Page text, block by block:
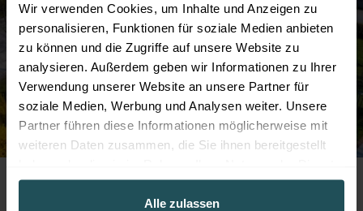
Wir verwenden Cookies, um Inhalte und Anzeigen zu
personalisieren, Funktionen für soziale Medien anbieten
zu können und die Zugriffe auf unsere Website zu
analysieren. Außerdem geben wir Informationen zu Ihrer
Verwendung unserer Website an unsere Partner für
soziale Medien, Werbung und Analysen weiter. Unsere
Partner führen diese Informationen möglicherweise mit
weiteren Daten zusammen, die Sie ihnen bereitgestellt
gesammelt haben.
Alle zulassen
der Marktgemeinde Leobersdorf mit
robustem Doppelstabmattenzaun